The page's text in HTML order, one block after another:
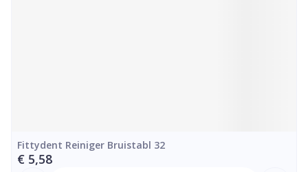
Fittydent Reiniger Bruistabl 32
€ 5,58